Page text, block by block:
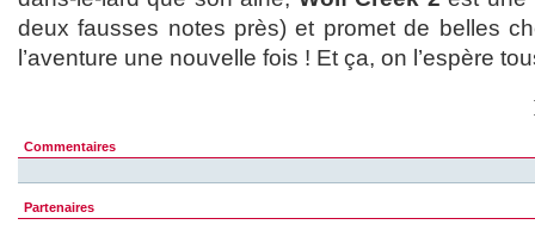
deux fausses notes près) et promet de belles
l’aventure une nouvelle fois ! Et ça, on l’espère
Commentaires
Partenaires